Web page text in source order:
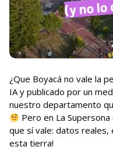
¿Que Boyacá no vale la
IA y publicado por un
nuestro departamento
Pero en La
que sí vale: datos
esta tierra!